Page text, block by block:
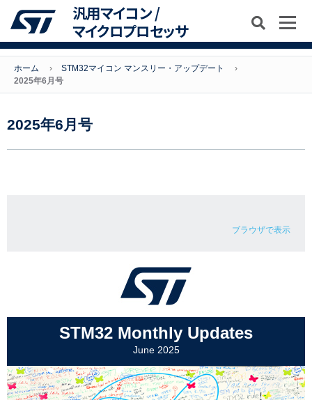
汎用マイコン /
マイクロプロセッサ
ホーム
STM32マイコン マンスリー・アップデート
2025年6月号
2025年6月号